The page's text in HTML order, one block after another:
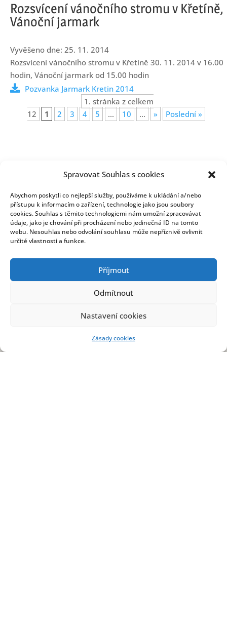
Spravovat Souhlas s cookies
Abychom poskytli co nejlepší služby, používáme k ukládání a/nebo
přístupu k informacím o zařízení, technologie jako jsou soubory
cookies. Souhlas s těmito technologiemi nám umožní zpracovávat
údaje, jako je chování při procházení nebo jedinečná ID na tomto
webu. Nesouhlas nebo odvolání souhlasu může nepříznivě ovlivnit
určité vlastnosti a funkce.
Příjmout
Odmítnout
Nastavení cookies
Zásady cookies
Rozsvícení vánočního stromu v Křetíně,
Vánoční jarmark
25. 11. 2014
Rozsvícení vánočního stromu v Křetíně 30. 11. 2014 v 16.00
hodin, Vánoční jarmark od 15.00 hodin
Pozvanka Jarmark Kretin 2014
1. stránka z celkem
12
1 2 3 4 5 ... 10 ... » Poslední »